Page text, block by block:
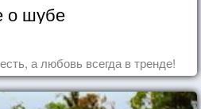
о шубе
а любовь всегда в тренде!